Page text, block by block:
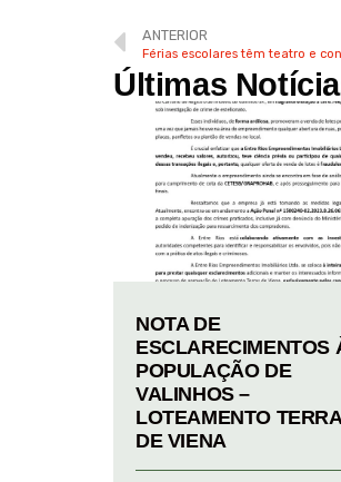
ANTERIOR
Férias escolares têm teatro e
Últimas
NOTA DE
ESCLARECIMENTOS
POPULAÇÃO DE
VALINHOS –
LOTEAMENTO
DE VIENA